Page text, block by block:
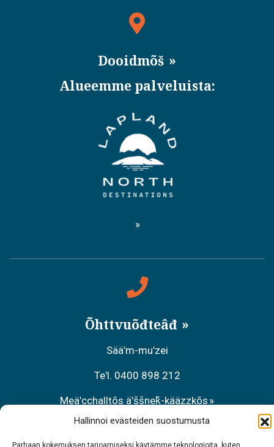
Hallinnoi evästeiden suostumusta
Parhaan kokemuksen tarjoamiseksi käytämme teknologioita, kuten
Dooidmõš
Alueemme palveluista:
Õhttvuõđteâđ
Sääʹm-muʹzei
Teʹl. 0400 898 212
Meäʹcchalltõs äʹššneǩ-kääzzkõs
Teʹl. 0206 39 7740